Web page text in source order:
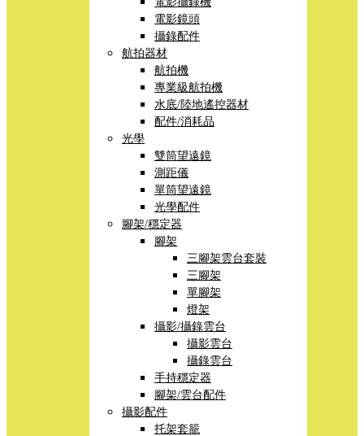
電影鏡頭
攝錄配件
航拍器材
航拍機
專業級航拍機
水底/陸地遙控器材
配件/消耗品
光學
雙筒望遠鏡
測距儀
單筒望遠鏡
光學配件
腳架/穩定器
腳架
三腳架雲台套裝
三腳架
單腳架
燈架
攝影/攝錄雲台
攝影雲台
攝錄雲台
手持穩定器
腳架/雲台配件
攝影配件
托架套籠